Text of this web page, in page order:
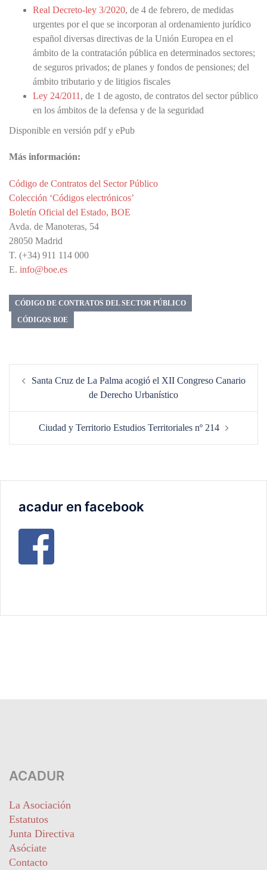
Real Decreto-ley 3/2020, de 4 de febrero, de medidas
urgentes por el que se incorporan al ordenamiento jurídico
español diversas directivas de la Unión Europea en el
ámbito de la contratación pública en determinados sectores;
de seguros privados; de planes y fondos de pensiones; del
ámbito tributario y de litigios fiscales
Ley 24/2011 , de 1 de agosto, de contratos del sector público
en los ámbitos de la defensa y de la seguridad
Disponible en versión pdf y ePub
Más información:
Código de Contratos del Sector Público
Colección ‘Códigos electrónicos’
Boletín Oficial del Estado, BOE
Avda. de Manoteras, 54
28050 Madrid
T. (+34) 911 114 000
E. info@boe.es
CÓDIGO DE CONTRATOS DEL SECTOR PÚBLICO
CÓDIGOS BOE
de
Santa Cruz de La Palma acogió el XII Congreso Canario
de Derecho Urbanístico
Ciudad y Territorio Estudios Territoriales nº 214
acadur en facebook
ACADUR
La Asociación
Estatutos
Junta Directiva
Asóciate
Contacto